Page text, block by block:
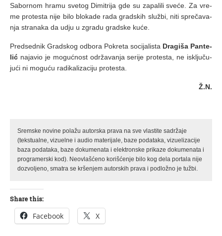
Sa­bor­nom hra­mu sve­tog Di­mi­tri­ja gde su za­pa­li­li sve­će. Za vre­
me pro­te­sta ni­je bi­lo blo­ka­de ra­da grad­skih slu­žbi, ni­ti spre­ča­va­
nja stra­na­ka da udju u zgra­du grad­ske ku­će.
Pred­sed­nik Grad­skog od­bo­ra Po­kre­ta so­ci­ja­li­sta Dra­gi­ša Pan­te­
lić na­ja­vio je mo­guć­nost odr­ža­va­nja se­ri­je pro­te­sta, ne is­klju­ču­
ju­ći ni mo­gu­ću ra­di­ka­li­za­ci­ju pro­te­sta.
Ž.N.
Sremske novine polažu autorska prava na sve vlastite sadržaje
(tekstualne, vizuelne i audio materijale, baze podataka, vizuelizacije
baza podataka, baze dokumenata i elektronske prikaze dokumenata i
programerski kod). Neovlašćeno korišćenje bilo kog dela portala nije
dozvoljeno, smatra se kršenjem autorskih prava i podložno je tužbi.
Share this:
Facebook X